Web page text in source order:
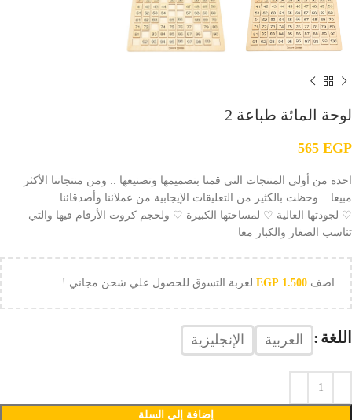
لوحة المائة طباعة 2
565 EGP
احدة من أولى المنتجات التي قمنا بتصميمها وتصنيعها .. ومن منتجاتنا الأكثر
مبيعا .. وحظت بالكثير من التعليقات الإيجابية من عملائنا وأصدقائنا
♡ لجودتها العالية ♡ لمساحتها الكبيرة ♡ ولحجم كروت الأرقام فيها والتي
تناسب الصغار والكبار معا
اضف 1.500
EGP لعربة التسوق للحصول علي شحن مجاني !
اللغة العربية الإنجليزية
إضافة إلى السلة